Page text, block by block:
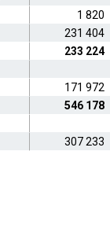
1 820
231 404
233 224
171 972
546 178
307 233